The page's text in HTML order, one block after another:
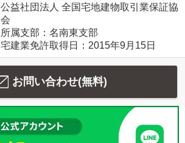
公益社団法人 全国宅地建物取引業保証協
会
所属支部：名南東支部
宅建業免許取得日：2015年9月15日
お問い合わせ(無料)